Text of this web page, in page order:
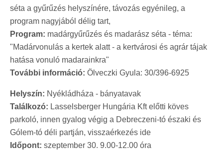
séta a gyűrűzés helyszínére, távozás egyénileg, a
program nagyjából délig tart,
Program: madárgyűrűzés és madarász séta - téma:
"Madárvonulás a kertek alatt - a kertvárosi és agrár tájak
hatása vonuló madarainkra"
További információ: Ölveczki Gyula: 30/396-6925
Helyszín: Nyékládháza - bányatavak
Találkozó: Lasselsberger Hungária Kft előtti köves
parkoló, innen gyalog végig a Debreczeni-tó északi és
Gólem-tó déli partján, visszaérkezés ide
Időpont: szeptember 30. 9.00-12.00 óra